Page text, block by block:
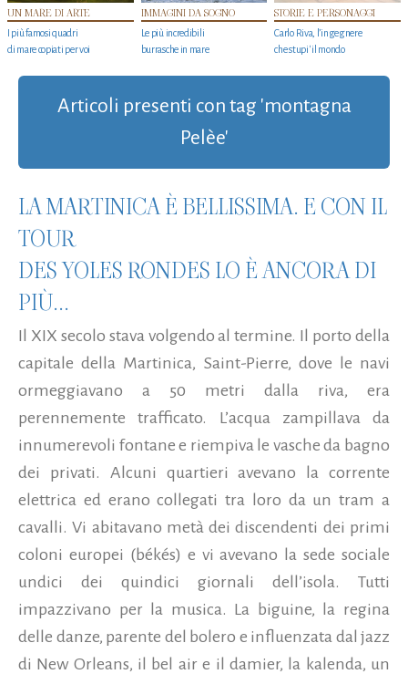
UN MARE DI ARTE
I più famosi quadri
di mare copiati per voi
IMMAGINI DA SOGNO
Le più incredibili
burrasche in mare
STORIE E PERSONAGGI
Carlo Riva, l’ingegnere
che stupi' il mondo
Articoli presenti con tag 'montagna
Pelèe'
LA MARTINICA È BELLISSIMA. E CON IL
TOUR
DES YOLES RONDES LO È ANCORA DI
PIÙ...
Il XIX secolo stava volgendo al termine. Il porto della
capitale della Martinica, Saint-Pierre, dove le navi
ormeggiavano a 50 metri dalla riva, era
perennemente trafficato. L’acqua zampillava da
innumerevoli fontane e riempiva le vasche da bagno
dei privati. Alcuni quartieri avevano la corrente
elettrica ed erano collegati tra loro da un tram a
cavalli. Vi abitavano metà dei discendenti dei primi
coloni europei (békés) e vi avevano la sede sociale
undici dei quindici giornali dell’isola. Tutti
impazzivano per la musica. La biguine, la regina
delle danze, parente del bolero e influenzata dal jazz
di New Orleans, il bel air e il damier, la kalenda, un